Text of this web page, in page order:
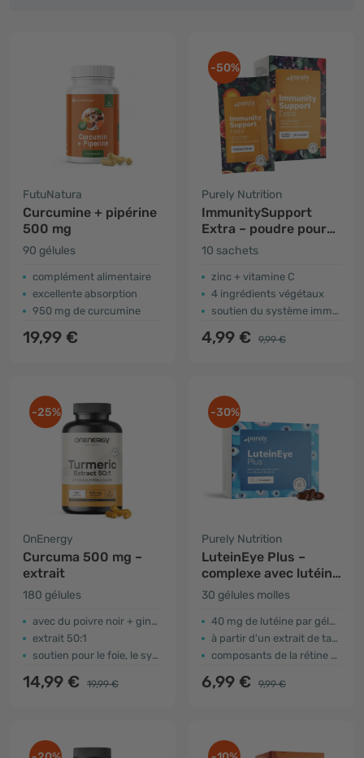
FutuNatura
Curcumine + pipérine
500 mg
90 gélules
complément alimentaire
excellente absorption
950 mg de curcumine
19,99 €
-50%
Purely Nutrition
ImmunitySupport
Extra – poudre pour
préparer une boisson
10 sachets
zinc + vitamine C
4 ingrédients végétaux
soutien du système immunitaire
4,99 € 9,99 €
-25%
OnEnergy
Curcuma 500 mg –
extrait
180 gélules
avec du poivre noir + gingembre
extrait 50:1
soutien pour le foie, le système nerveux, la respiration …
14,99 € 19,99 €
-30%
Purely Nutrition
LuteinEye Plus –
complexe avec lutéine
et zéaxanthine
30 gélules molles
40 mg de lutéine par gélule
à partir d'un extrait de tagète jaune
composants de la rétine oculaire
6,99 € 9,99 €